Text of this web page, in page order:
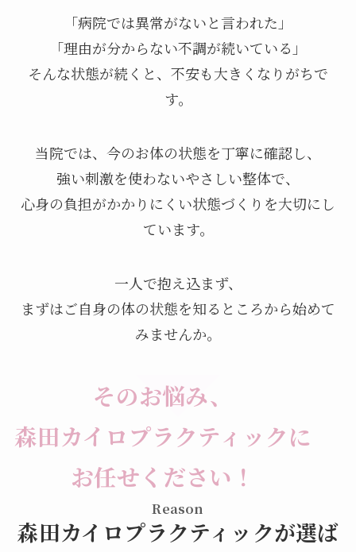
「病院では異常がないと言われた」
「理由が分からない不調が続いている」
そんな状態が続くと、不安も大きくなりがちで
す。
当院では、今のお体の状態を丁寧に確認し、
強い刺激を使わないやさしい整体で、
心身の負担がかかりにくい状態づくりを大切にし
ています。
一人で抱え込まず、
まずはご自身の体の状態を知るところから始めて
みませんか。
そのお悩み、
森田カイロプラクティックに
お任せください！
Reason
森田カイロプラクティックが選ば